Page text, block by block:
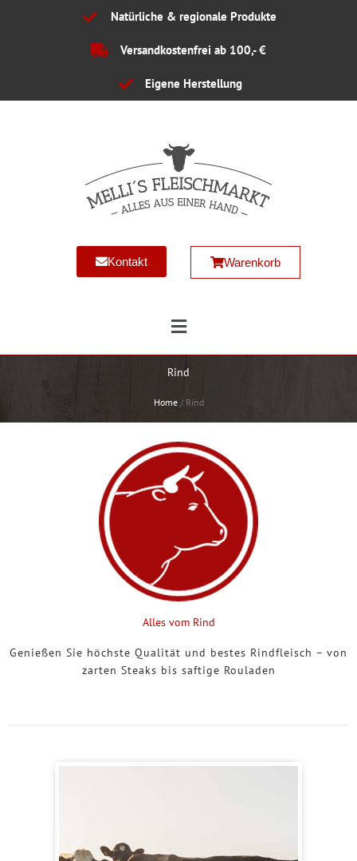
Natürliche & regionale Produkte
Versandkostenfrei ab 100,- €
Eigene Herstellung
Kontakt Warenkorb
Main
Rind
Home/ Rind
Alles vom Rind
Genießen Sie höchste Qualität und bestes Rindfleisch – von
zarten Steaks bis saftige Rouladen